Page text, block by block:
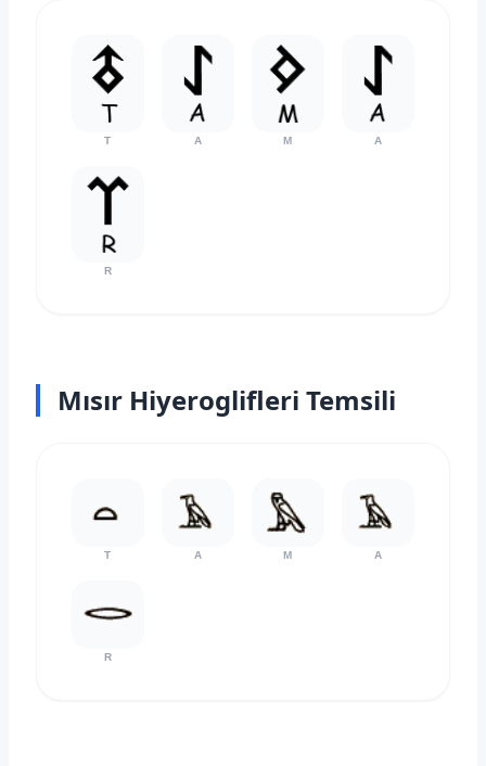
T A M A
R
Mısır Hiyeroglifleri Temsili
T A M A
R